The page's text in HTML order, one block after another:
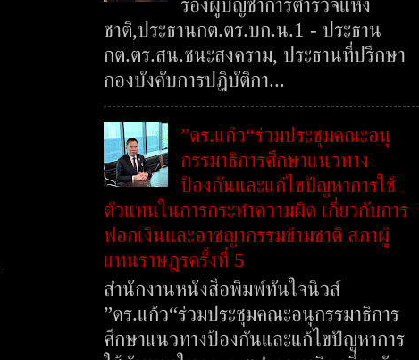
ชาติ,ประธานกต.ตร.บก.น.1 - ประธาน
กต.ตร.สน.ชนะสงคราม, ประธานที่ปรึกษา
กองบังคับการปฏิบัติกา...
”ดร.แก้ว“ร่วมประชุมคณะอนุ
กรรมาธิการศึกษาแนวทาง
ป้องกันและแก้ไขปัญหาการใช้
ตัวแทนในการกระทำความผิด เกี่ยวกับการ
ฟอกเงินและอาชญากรรมข้ามชาติ สภาผู้
แทนราษฎรครั้งที่ 5
สำนักงานหนังสือพิมพ์ทันใจนิวส์
”ดร.แก้ว“ร่วมประชุมคณะอนุกรรมาธิการ
ศึกษาแนวทางป้องกันและแก้ไขปัญหาการ